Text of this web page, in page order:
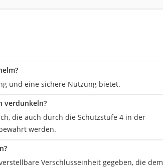
und eine sichere Nutzung bietet.
verdunkeln?
die auch durch die Schutzstufe 4 in der
werden.
Verschlusseinheit gegeben, die dem